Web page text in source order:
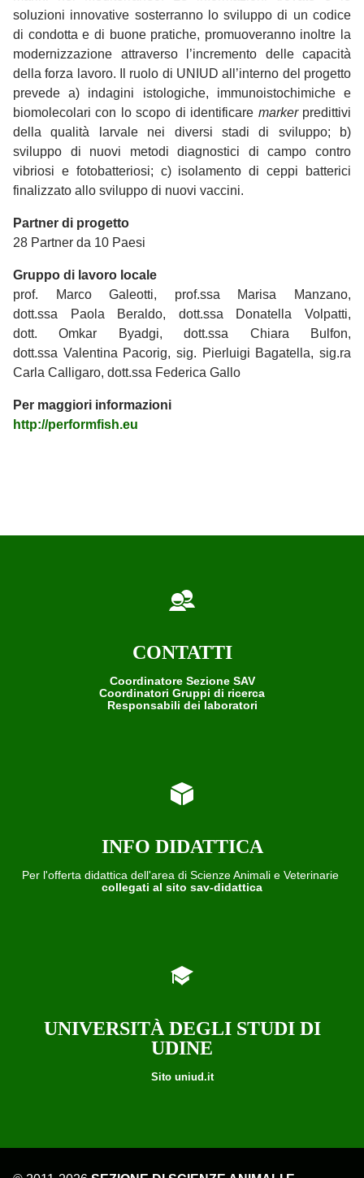
soluzioni innovative sosterranno lo sviluppo di un codice
di condotta e di buone pratiche, promuoveranno inoltre la
modernizzazione attraverso l’incremento delle capacità
della forza lavoro. Il ruolo di UNIUD all’interno del progetto
prevede a) indagini istologiche, immunoistochimiche e
biomolecolari con lo scopo di identificare marker predittivi
della qualità larvale nei diversi stadi di sviluppo; b)
sviluppo di nuovi metodi diagnostici di campo contro
vibriosi e fotobatteriosi; c) isolamento di ceppi batterici
finalizzato allo sviluppo di nuovi vaccini.
Partner di progetto
28 Partner da 10 Paesi
Gruppo di lavoro locale
prof. Marco Galeotti, prof.ssa Marisa Manzano,
dott.ssa Paola Beraldo, dott.ssa Donatella Volpatti,
dott. Omkar Byadgi, dott.ssa Chiara Bulfon,
dott.ssa Valentina Pacorig, sig. Pierluigi Bagatella, sig.ra
Carla Calligaro, dott.ssa Federica Gallo
Per maggiori informazioni
http://performfish.eu
CONTATTI
Coordinatore Sezione SAV
Coordinatori Gruppi di ricerca
Responsabili dei laboratori
INFO DIDATTICA
Per l'offerta didattica dell'area di Scienze Animali e Veterinarie
collegati al sito sav-didattica
UNIVERSITÀ DEGLI STUDI DI
UDINE
Sito uniud.it